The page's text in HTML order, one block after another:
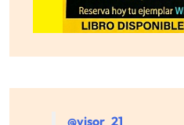
@visor_21